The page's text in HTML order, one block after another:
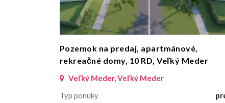
Pozemok na predaj, apartmánové,
rekreačné domy, 10 RD, Veľký Meder
Veľký Meder, Veľký Meder
Typ ponuky